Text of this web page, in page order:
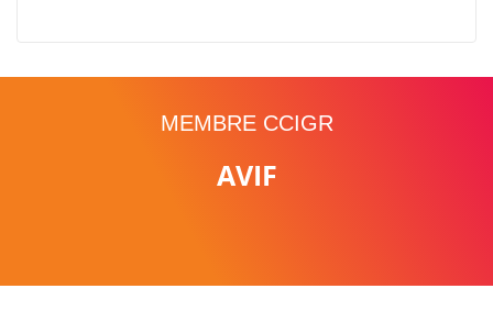
MEMBRE CCIGR
AVIF